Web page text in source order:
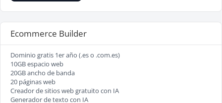
Ecommerce Builder
Dominio gratis 1er año (.es o .com.es)
10GB espacio web
20GB ancho de banda
20 páginas web
Creador de sitios web gratuito con IA
Generador de texto con IA